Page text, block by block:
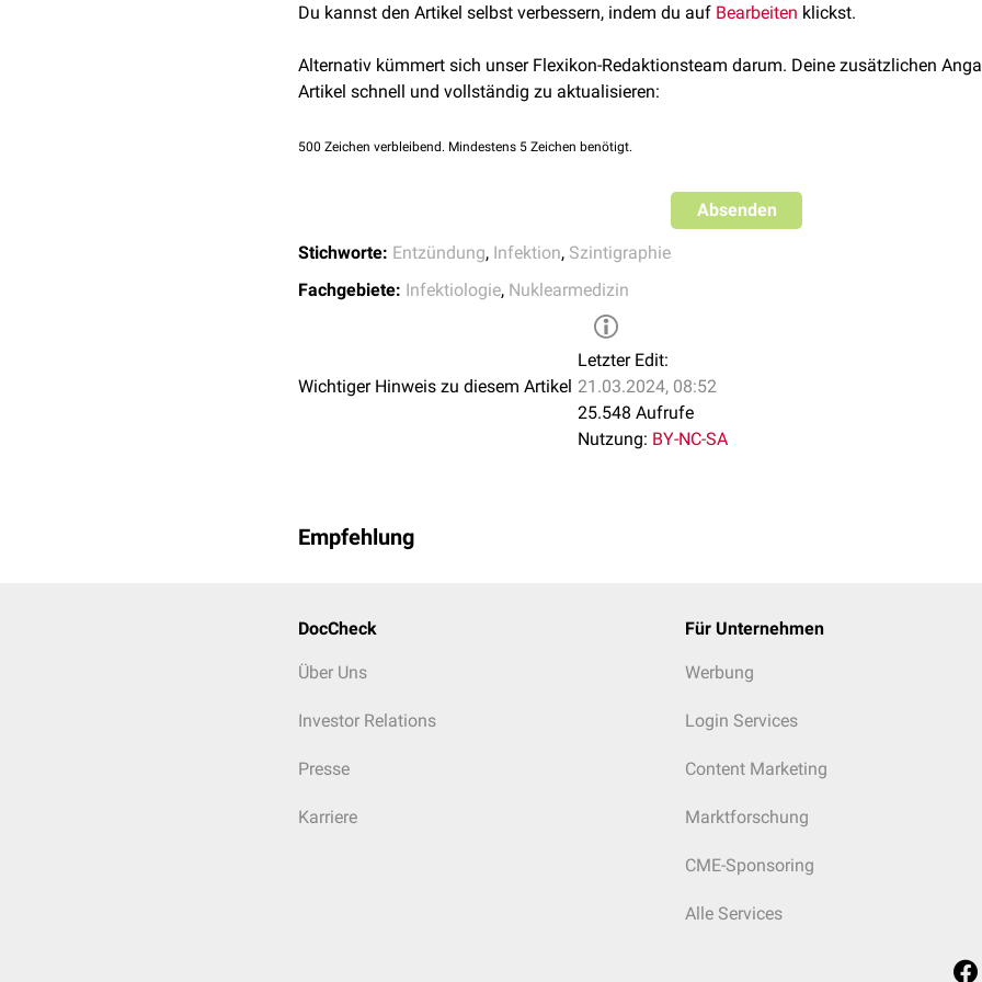
Nach Applikation der markierten Leukozyten in die Armvene wandern diese nach einiger
müssen wegen der geringenStrahlenbelastungkeineStrahlenschutzmaßnahmen
kann seinen gewöhnlichen Tätigkeiten nachgehen. Die
planare Technik von Schichtaufnahme-Systemen (
Du kannst den Artikel selbst verbessern, indem du auf Bearbeiten klickst.
Alternativ kümmert sich unser Flexikon-Redaktionsteam darum. Deine zusätzlichen
Artikel schnell und vollständig zu aktualisieren:
500 Zeichen verbleibend. Mindestens 5 Zeichen benötigt.
Absenden
Stichworte: Entzündung, Infektion, Szintigraphie
Fachgebiete: Infektiologie, Nuklearmedizin
Wichtiger Hinweis zu diesem Artikel
Letzter Edit:
21.03.2024, 08:52
25.548 Aufrufe
Nutzung: BY-NC-SA
Empfehlung
DocCheck
Über Uns
Investor Relations
Presse
Karriere
Für Unternehmen
Werbung
Login Services
Content Marketing
Marktforschung
CME-Sponsoring
Alle Services